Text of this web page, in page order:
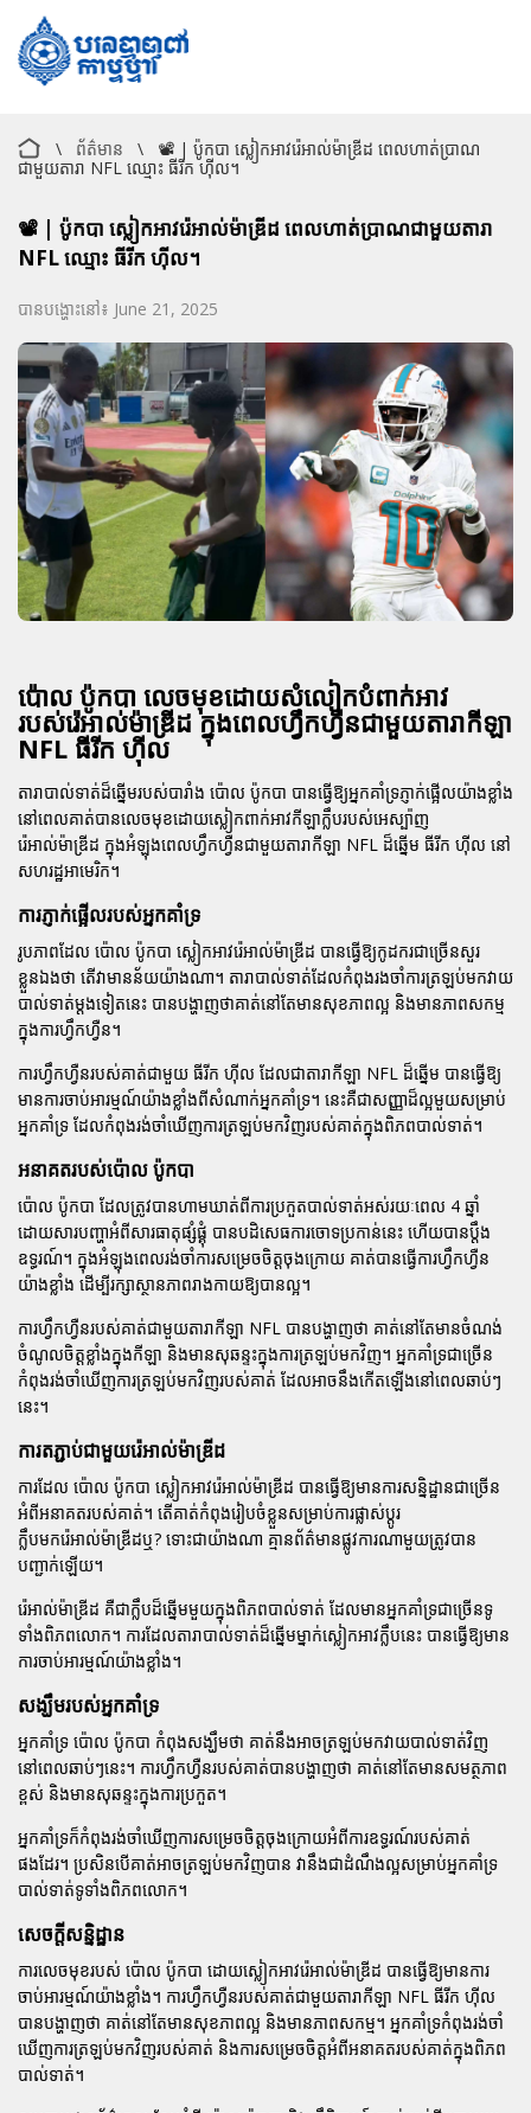
\ ព័ត៌មាន \
📽️ | ប៉ូកបា ស្លៀកអាវរ៉េអាល់ម៉ាឌ្រីដ ពេលហាត់ប្រាណ
ជាមួយតារា NFL ឈ្មោះ ធីរីក ហ៊ីល។
📽️ | ប៉ូកបា ស្លៀកអាវរ៉េអាល់ម៉ាឌ្រីដ ពេលហាត់ប្រាណជាមួយតារា
NFL ឈ្មោះ ធីរីក ហ៊ីល។
បានបង្ហោះនៅ៖ June 21, 2025
ប៉ោល ប៉ូកបា លេចមុខដោយសំលៀកបំពាក់អាវ
របស់រ៉េអាល់ម៉ាឌ្រីដ ក្នុងពេលហ្វឹកហ្វឺនជាមួយតារាកីឡា
NFL ធីរីក ហ៊ីល
តារាបាល់ទាត់ដ៏ឆ្នើមរបស់បារាំង ប៉ោល ប៉ូកបា បានធ្វើឱ្យអ្នកគាំទ្រភ្ញាក់ផ្អើលយ៉ាងខ្លាំង
នៅពេលគាត់បានលេចមុខដោយស្លៀកពាក់អាវកីឡាក្លឹបរបស់អេស្ប៉ាញ
រ៉េអាល់ម៉ាឌ្រីដ ក្នុងអំឡុងពេលហ្វឹកហ្វឺនជាមួយតារាកីឡា NFL ដ៏ឆ្នើម ធីរីក ហ៊ីល នៅ
សហរដ្ឋអាមេរិក។
ការភ្ញាក់ផ្អើលរបស់អ្នកគាំទ្រ
រូបភាពដែល ប៉ោល ប៉ូកបា ស្លៀកអាវរ៉េអាល់ម៉ាឌ្រីដ បានធ្វើឱ្យកូដករជាច្រើនសួរ
ខ្លួនឯងថា តើវាមានន័យយ៉ាងណា។ តារាបាល់ទាត់ដែលកំពុងរងចាំការត្រឡប់មកវាយ
បាល់ទាត់ម្តងទៀតនេះ បានបង្ហាញថាគាត់នៅតែមានសុខភាពល្អ និងមានភាពសកម្ម
ក្នុងការហ្វឹកហ្វឺន។
ការហ្វឹកហ្វឺនរបស់គាត់ជាមួយ ធីរីក ហ៊ីល ដែលជាតារាកីឡា NFL ដ៏ឆ្នើម បានធ្វើឱ្យ
មានការចាប់អារម្មណ៍យ៉ាងខ្លាំងពីសំណាក់អ្នកគាំទ្រ។ នេះគឺជាសញ្ញាដ៏ល្អមួយសម្រាប់
អ្នកគាំទ្រ ដែលកំពុងរង់ចាំឃើញការត្រឡប់មកវិញរបស់គាត់ក្នុងពិភពបាល់ទាត់។
អនាគតរបស់ប៉ោល ប៉ូកបា
ប៉ោល ប៉ូកបា ដែលត្រូវបានហាមឃាត់ពីការប្រកួតបាល់ទាត់អស់រយៈពេល 4 ឆ្នាំ
ដោយសារបញ្ហាអំពីសារធាតុផ្សំផ្គុំ បានបដិសេធការចោទប្រកាន់នេះ ហើយបានប្តឹង
ឧទ្ធរណ៍។ ក្នុងអំឡុងពេលរង់ចាំការសម្រេចចិត្តចុងក្រោយ គាត់បានធ្វើការហ្វឹកហ្វឺន
យ៉ាងខ្លាំង ដើម្បីរក្សាស្ថានភាពរាងកាយឱ្យបានល្អ។
ការហ្វឹកហ្វឺនរបស់គាត់ជាមួយតារាកីឡា NFL បានបង្ហាញថា គាត់នៅតែមានចំណង់
ចំណូលចិត្តខ្លាំងក្នុងកីឡា និងមានសុឆន្ទះក្នុងការត្រឡប់មកវិញ។ អ្នកគាំទ្រជាច្រើន
កំពុងរង់ចាំឃើញការត្រឡប់មកវិញរបស់គាត់ ដែលអាចនឹងកើតឡើងនៅពេលឆាប់ៗ
នេះ។
ការតភ្ជាប់ជាមួយរ៉េអាល់ម៉ាឌ្រីដ
ការដែល ប៉ោល ប៉ូកបា ស្លៀកអាវរ៉េអាល់ម៉ាឌ្រីដ បានធ្វើឱ្យមានការសន្និដ្ឋានជាច្រើន
អំពីអនាគតរបស់គាត់។ តើគាត់កំពុងរៀបចំខ្លួនសម្រាប់ការផ្លាស់ប្តូរ
ក្លឹបមករ៉េអាល់ម៉ាឌ្រីដឬ? ទោះជាយ៉ាងណា គ្មានព័ត៌មានផ្លូវការណាមួយត្រូវបាន
បញ្ជាក់ឡើយ។
រ៉េអាល់ម៉ាឌ្រីដ គឺជាក្លឹបដ៏ឆ្នើមមួយក្នុងពិភពបាល់ទាត់ ដែលមានអ្នកគាំទ្រជាច្រើនទូ
ទាំងពិភពលោក។ ការដែលតារាបាល់ទាត់ដ៏ឆ្នើមម្នាក់ស្លៀកអាវក្លឹបនេះ បានធ្វើឱ្យមាន
ការចាប់អារម្មណ៍យ៉ាងខ្លាំង។
សង្ឃឹមរបស់អ្នកគាំទ្រ
អ្នកគាំទ្រ ប៉ោល ប៉ូកបា កំពុងសង្ឃឹមថា គាត់នឹងអាចត្រឡប់មកវាយបាល់ទាត់វិញ
នៅពេលឆាប់ៗនេះ។ ការហ្វឹកហ្វឺនរបស់គាត់បានបង្ហាញថា គាត់នៅតែមានសមត្ថភាព
ខ្ពស់ និងមានសុឆន្ទះក្នុងការប្រកួត។
អ្នកគាំទ្រក៏កំពុងរង់ចាំឃើញការសម្រេចចិត្តចុងក្រោយអំពីការឧទ្ធរណ៍របស់គាត់
ផងដែរ។ ប្រសិនបើគាត់អាចត្រឡប់មកវិញបាន វានឹងជាដំណឹងល្អសម្រាប់អ្នកគាំទ្រ
បាល់ទាត់ទូទាំងពិភពលោក។
សេចក្តីសន្និដ្ឋាន
ការលេចមុខរបស់ ប៉ោល ប៉ូកបា ដោយស្លៀកអាវរ៉េអាល់ម៉ាឌ្រីដ បានធ្វើឱ្យមានការ
ចាប់អារម្មណ៍យ៉ាងខ្លាំង។ ការហ្វឹកហ្វឺនរបស់គាត់ជាមួយតារាកីឡា NFL ធីរីក ហ៊ីល
បានបង្ហាញថា គាត់នៅតែមានសុខភាពល្អ និងមានភាពសកម្ម។ អ្នកគាំទ្រកំពុងរង់ចាំ
ឃើញការត្រឡប់មកវិញរបស់គាត់ និងការសម្រេចចិត្តអំពីអនាគតរបស់គាត់ក្នុងពិភព
បាល់ទាត់។